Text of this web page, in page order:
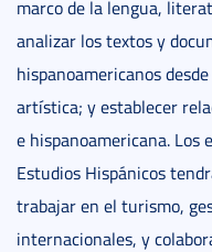
marco de la lengua,
analizar los textos y
hispanoamericanos
artística; y establecer
e hispanoamericana. Los
Estudios Hispánicos
trabajar en el turismo,
internacionales, y